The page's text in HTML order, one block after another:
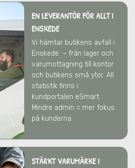
EN LEVERANTÖR FÖR ALLTI
ENSKEDE
Vi hämtar butikens avfall i
Enskede – från lager och
varumottagning till kontor
och butikens små ytor. All
statistik finns i
kundportalen eSmart.
Mindre admin = mer fokus
på kunderna.
STÄRKT VARUMÄRKEI